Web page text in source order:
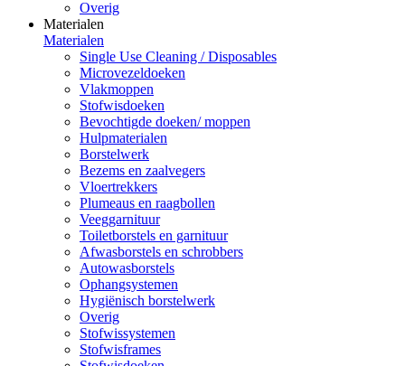
Overig
Materialen
Materialen
Single Use Cleaning / Disposables
Microvezeldoeken
Vlakmoppen
Stofwisdoeken
Bevochtigde doeken/ moppen
Hulpmaterialen
Borstelwerk
Bezems en zaalvegers
Vloertrekkers
Plumeaus en raagbollen
Veeggarnituur
Toiletborstels en garnituur
Afwasborstels en schrobbers
Autowasborstels
Ophangsystemen
Hygiënisch borstelwerk
Overig
Stofwissystemen
Stofwisframes